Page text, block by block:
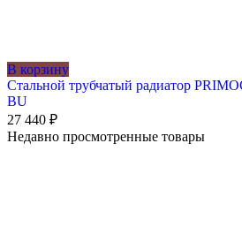
В корзину
Стальной трубчатый радиатор
BU
27 440 ₽
Недавно просмотренные товары